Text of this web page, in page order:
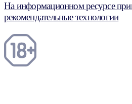
На информационном ресурсе
рекомендательные технологии